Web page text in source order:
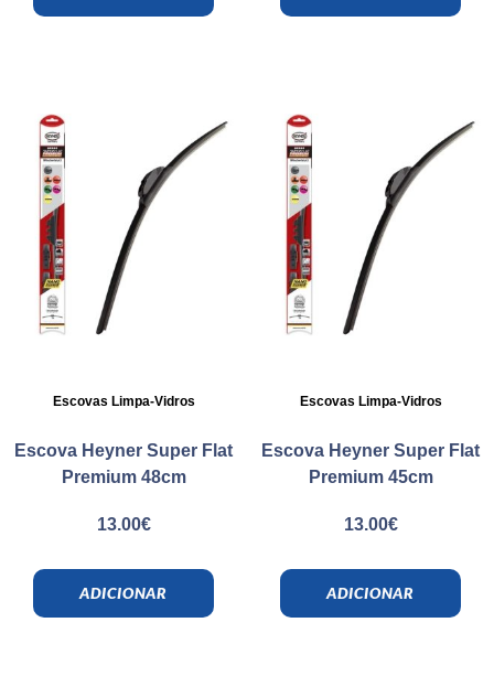
Escovas Limpa-Vidros
Escova Heyner Super Flat
Premium 48cm
13.00€
ADICIONAR
Escovas Limpa-Vidros
Escova Heyner Super Flat
Premium 45cm
13.00€
ADICIONAR